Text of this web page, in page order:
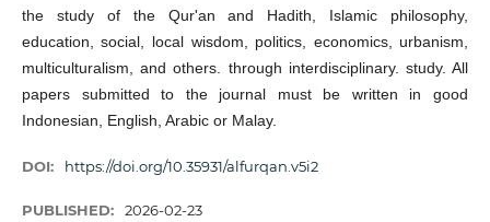
the study of the Qur'an and Hadith, Islamic philosophy,
education, social, local wisdom, politics, economics, urbanism,
multiculturalism, and others. through interdisciplinary. study. All
papers submitted to the journal must be written in good
Indonesian, English, Arabic or Malay.
DOI: https://doi.org/10.35931/alfurqan.v5i2
PUBLISHED: 2026-02-23